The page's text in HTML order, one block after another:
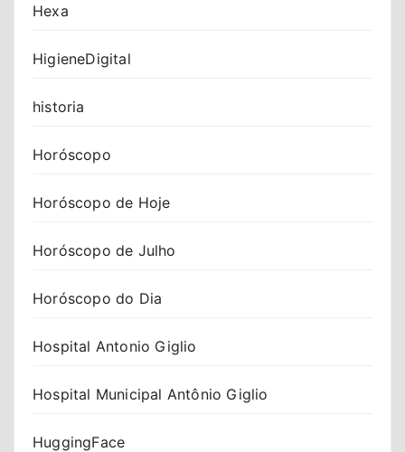
Hexa
HigieneDigital
historia
Horóscopo
Horóscopo de Hoje
Horóscopo de Julho
Horóscopo do Dia
Hospital Antonio Giglio
Hospital Municipal Antônio Giglio
HuggingFace